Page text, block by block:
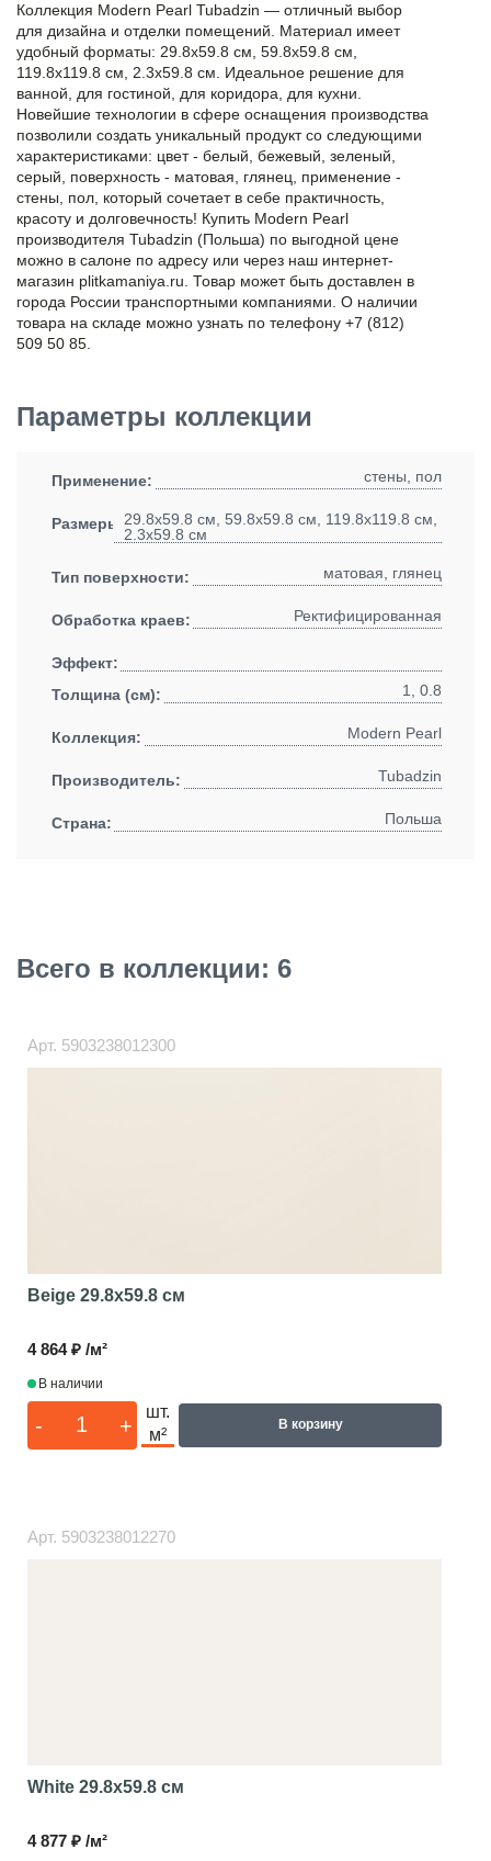
Коллекция Modern Pearl Tubadzin — отличный выбор
для дизайна и отделки помещений. Материал имеет
удобный форматы: 29.8x59.8 см, 59.8x59.8 см,
119.8x119.8 см, 2.3x59.8 см. Идеальное решение для
ванной, для гостиной, для коридора, для кухни.
Новейшие технологии в сфере оснащения производства
позволили создать уникальный продукт со следующими
характеристиками: цвет - белый, бежевый, зеленый,
серый, поверхность - матовая, глянец, применение -
стены, пол, который сочетает в себе практичность,
красоту и долговечность! Купить Modern Pearl
производителя Tubadzin (Польша) по выгодной цене
можно в салоне по адресу или через наш интернет-
магазин plitkamaniya.ru. Товар может быть доставлен в
города России транспортными компаниями. О наличии
товара на складе можно узнать по телефону +7 (812)
509 50 85.
Параметры коллекции
Применение: стены, пол
Размеры:29.8x59.8 см, 59.8x59.8 см, 119.8x119.8 см,
2.3x59.8 см
Тип поверхности: матовая, глянец
Обработка краев: Ректифицированная
Эффект:
Толщина (см):
1, 0.8
Коллекция: Modern Pearl
Производитель: Tubadzin
Страна: Польша
Всего в коллекции: 6
Арт. 5903238012300
Beige 29.8x59.8 см
4 864 ₽ /м²
В наличии
- +
шт.
м²
В корзину
Арт. 5903238012270
White 29.8x59.8 см
4 877 ₽ /м²